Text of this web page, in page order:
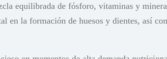
equilibrada de fósforo, vitaminas y
en la formación de huesos y dientes, así